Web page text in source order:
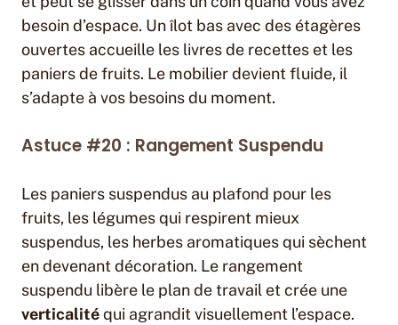
besoin d’espace. Un îlot bas avec des étagères
ouvertes accueille les livres de recettes et les
paniers de fruits. Le mobilier devient fluide, il
s’adapte à vos besoins du moment.
Astuce #20 : Rangement Suspendu
Les paniers suspendus au plafond pour les
fruits, les légumes qui respirent mieux
suspendus, les herbes aromatiques qui sèchent
en devenant décoration. Le rangement
suspendu libère le plan de travail et crée une
verticalitéqui agrandit visuellement l’espace.